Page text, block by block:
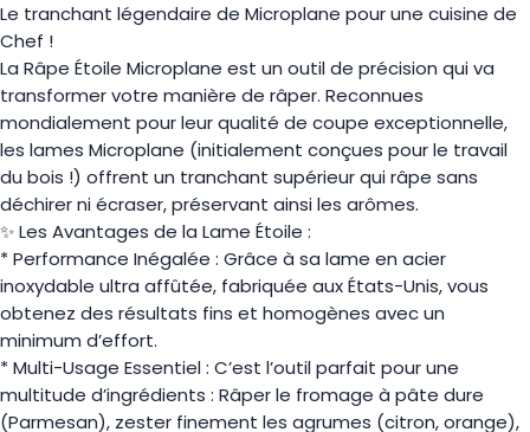
Le tranchant légendaire de Microplane pour une cuisine de
Chef !
La Râpe Étoile Microplane est un outil de précision qui va
transformer votre manière de râper. Reconnues
mondialement pour leur qualité de coupe exceptionnelle,
les lames Microplane (initialement conçues pour le travail
du bois !) offrent un tranchant supérieur qui râpe sans
déchirer ni écraser, préservant ainsi les arômes.
✨ Les Avantages de la Lame Étoile :
* Performance Inégalée : Grâce à sa lame en acier
inoxydable ultra affûtée, fabriquée aux États-Unis, vous
obtenez des résultats fins et homogènes avec un
minimum d’effort.
* Multi-Usage Essentiel : C’est l’outil parfait pour une
multitude d’ingrédients : Râper le fromage à pâte dure
(Parmesan), zester finement les agrumes (citron, orange),